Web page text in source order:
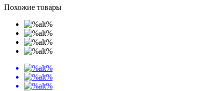
Похожие товары